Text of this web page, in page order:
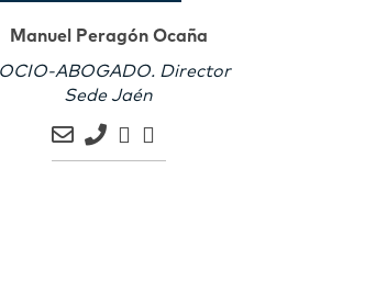
Manuel Peragón Ocaña
ABOGADO. Director
Sede Jaén